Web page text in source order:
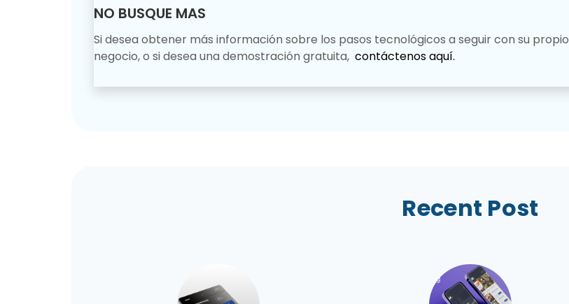
NO BUSQUE MAS
Si desea obtener más información sobre los pasos tecnológicos a seguir con su propio
negocio, o si desea una demostración gratuita, contáctenos aquí.
Recent Post